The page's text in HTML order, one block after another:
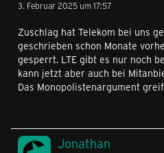
3. Februar 2025 um 17:57
Zuschlag hat Telekom bei uns
geschrieben schon Monate
gesperrt. LTE gibt es nur noch
kann jetzt aber auch bei
Das Monopolistenargument
Jonathan